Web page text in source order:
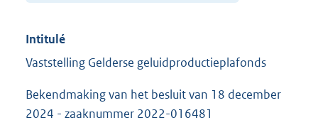
Intitulé
Vaststelling Gelderse geluidproductieplafonds
Bekendmaking van het besluit van 18 december
2024 - zaaknummer 2022-016481